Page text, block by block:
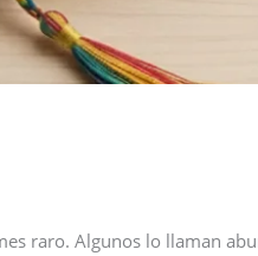
raro. Algunos lo llaman